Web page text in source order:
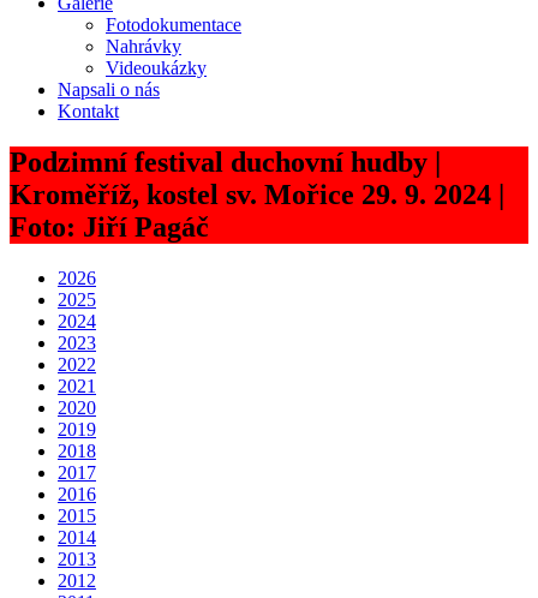
Fotodokumentace
Nahrávky
Videoukázky
Napsali o nás
Kontakt
Podzimní festival duchovní hudby |
Kroměříž, kostel sv. Mořice 29. 9. 2024 |
Foto: Jiří Pagáč
2026
2025
2024
2023
2022
2021
2020
2019
2018
2017
2016
2015
2014
2013
2012